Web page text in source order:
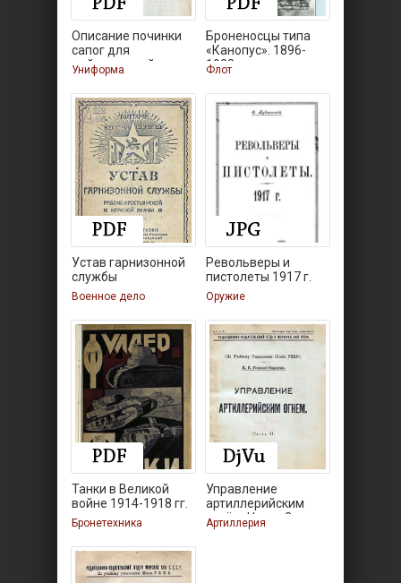
Описание починки
сапог для
действующей
Униформа
Броненосцы типа
«Канопус». 1896-
1922 гг.
Флот
Устав гарнизонной
службы
Военное дело
Револьверы и
пистолеты 1917 г.
Оружие
Танки в Великой
войне 1914-1918 гг.
Бронетехника
Управление
артиллерийским
огнём. Часть 2
Артиллерия